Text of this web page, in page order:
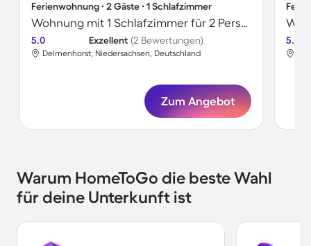
Ferienwohnung ∙ 2 Gäste ∙ 1 Schlafzimmer
Wohnung mit 1 Schlafzimmer für 2 Personen
5.0 Exzellent (2 Bewertungen)
Delmenhorst, Niedersachsen, Deutschland
Zum Angebot
5.0
Warum HomeToGo die beste Wahl
für deine Unterkunft ist